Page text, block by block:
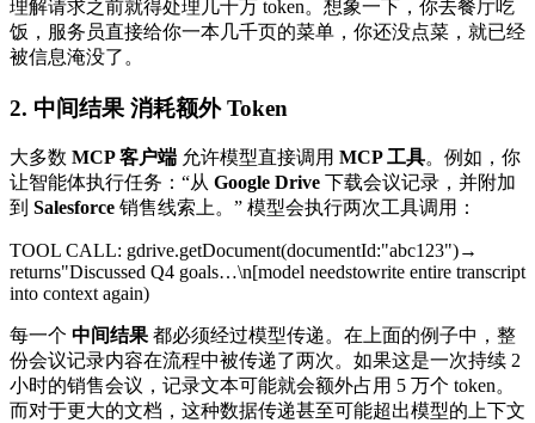
理解请求之前就得处理几十万 token。想象一下，你去餐厅吃
饭，服务员直接给你一本几千页的菜单，你还没点菜，就已经
被信息淹没了。
2. 中间结果 消耗额外 Token
大多数 MCP 客户端 允许模型直接调用 MCP 工具。例如，你
让智能体执行任务：“从 Google Drive 下载会议记录，并附加
到 Salesforce 销售线索上。” 模型会执行两次工具调用：
TOOL CALL: gdrive.getDocument(documentId:"abc123")→
returns"Discussed Q4 goals…\n[model needstowrite entire transcript
into context again)
每一个 中间结果 都必须经过模型传递。在上面的例子中，整
份会议记录内容在流程中被传递了两次。如果这是一次持续 2
小时的销售会议，记录文本可能就会额外占用 5 万个 token。
而对于更大的文档，这种数据传递甚至可能超出模型的上下文